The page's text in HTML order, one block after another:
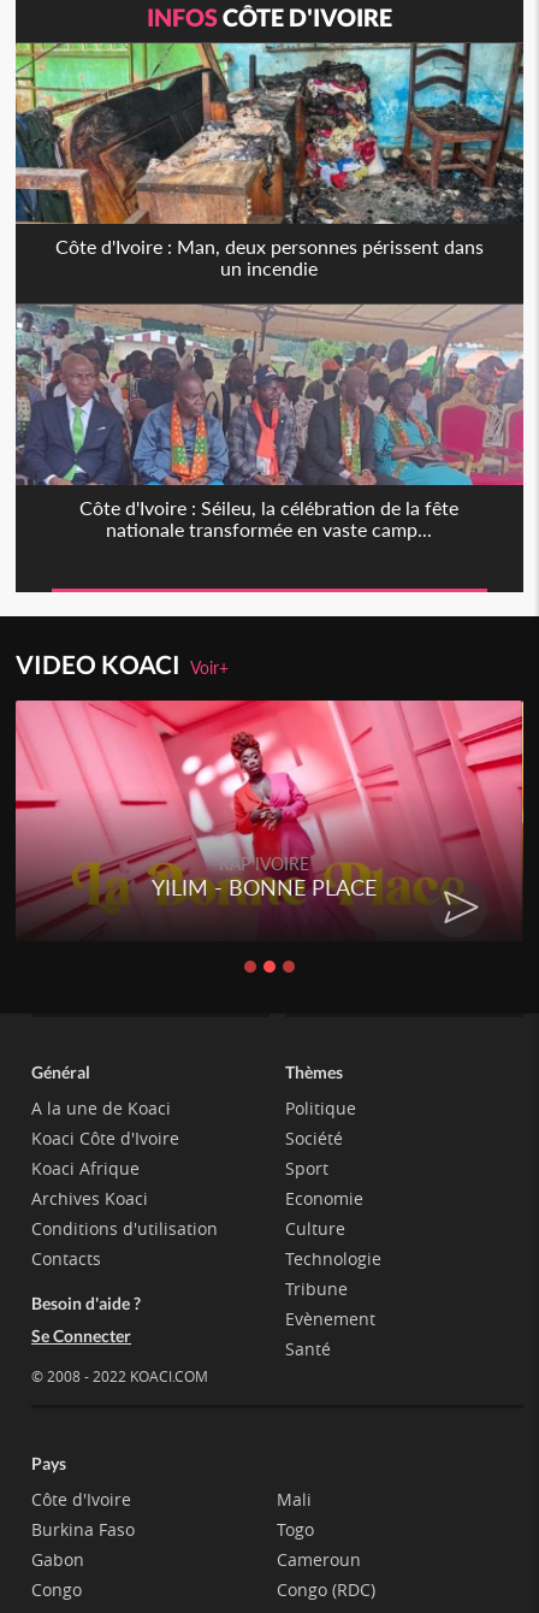
INFOSCÔTE D'IVOIRE
Côte d'Ivoire : Man, deux personnes périssent dans
un incendie
Côte d'Ivoire : Séileu, la célébration de la fête
nationale transformée en vaste camp...
VIDEO KOACIVoir+
RAP IVOIRE
YILIM - BONNE PLACE
Général
A la une de Koaci
Koaci Côte d'Ivoire
Koaci Afrique
Archives Koaci
Conditions d'utilisation
Contacts
Besoin d'aide ?
Se Connecter
© 2008 - 2022 KOACI.COM
Thèmes
Politique
Société
Sport
Economie
Culture
Technologie
Tribune
Evènement
Santé
Pays
Côte d'Ivoire
Burkina Faso
Gabon
Congo
Mali
Togo
Cameroun
Congo (RDC)